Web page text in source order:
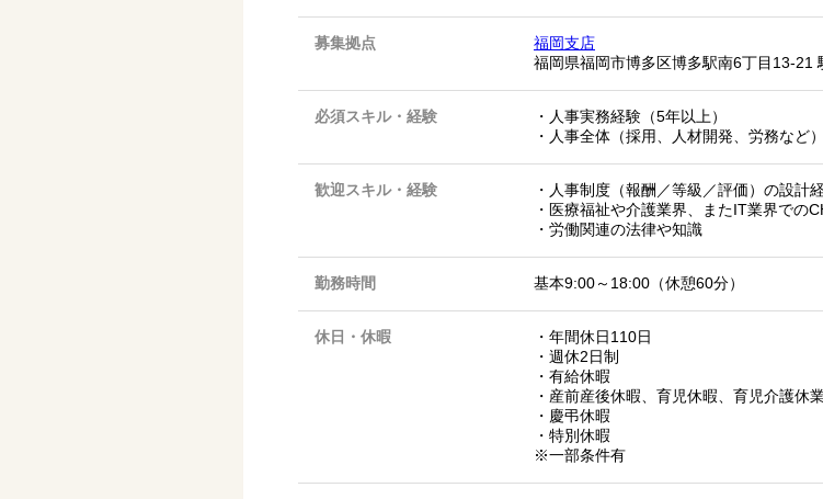
募集拠点
福岡支店
福岡県福岡市博多区博多駅南6丁目13-21
必須スキル・経験
・人事実務経験（5年以上）
・人事全体（採用、人材開発、労務など
歓迎スキル・経験
・人事制度（報酬／等級／評価）の設計
・医療福祉や介護業界、またIT業界での
・労働関連の法律や知識
勤務時間 基本9:00～18:00（休憩60分）
休日・休暇
・年間休日110日
・週休2日制
・有給休暇
・産前産後休暇、育児休暇、育児介護休
・慶弔休暇
・特別休暇
※一部条件有